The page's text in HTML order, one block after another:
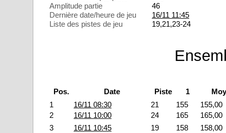
Amplitude partie
46
Dernière date/heure de jeu
16/11 11:45
Liste des pistes de jeu
19,21,23-24
Pos. Date Piste 1
1
16/11 08:30 21 155
155,00
2
16/11 10:00 24 165
165,00
3
16/11 10:45 19 158
158,00